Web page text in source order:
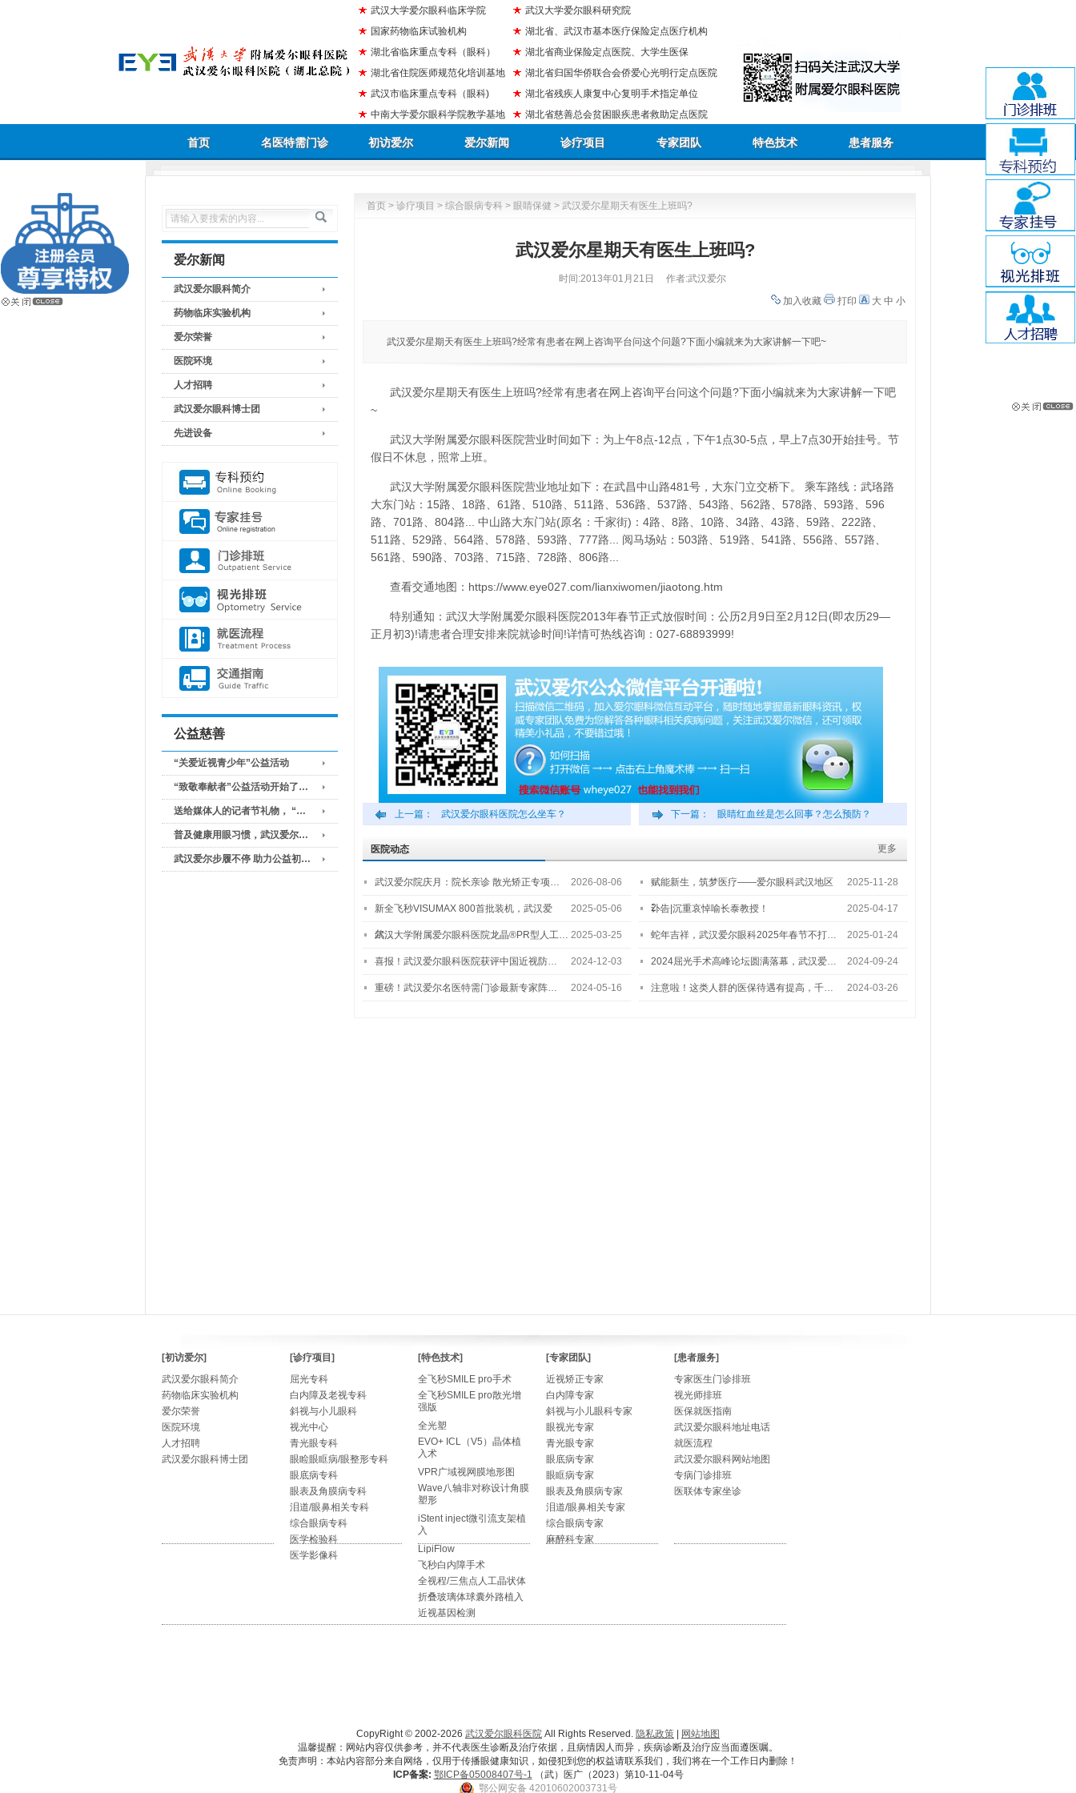
武汉大学爱尔眼科临床学院
国家药物临床试验机构
湖北省临床重点专科（眼科）
湖北省住院医师规范化培训基地
武汉市临床重点专科（眼科)
中南大学爱尔眼科学院教学基地
武汉大学爱尔眼科研究院
湖北省、武汉市基本医疗保险定点医疗机构
湖北省商业保险定点医院、大学生医保
湖北省归国华侨联合会侨爱心光明行定点医院
湖北省残疾人康复中心复明手术指定单位
湖北省慈善总会贫困眼疾患者救助定点医院
首页 名医特需门诊 初访爱尔 爱尔新闻 诊疗项目 专家团队 特色技术 患者服务
爱尔新闻
武汉爱尔眼科简介
药物临床实验机构
爱尔荣誉
医院环境
人才招聘
武汉爱尔眼科博士团
先进设备
公益慈善
“关爱近视青少年”公益活动
“致敬奉献者”公益活动开始了…
送给媒体人的记者节礼物， “…
普及健康用眼习惯，武汉爱尔…
武汉爱尔步履不停 助力公益初…
首页 > 诊疗项目 > 综合眼病专科 > 眼睛保健 > 武汉爱尔星期天有医生上班吗?
武汉爱尔星期天有医生上班吗?
时间:2013年01月21日
作者:武汉爱尔
加入收藏
打印 大 中 小
武汉爱尔星期天有医生上班吗?经常有患者在网上咨询平台问这个问题?下面小编就来为大家讲解一下吧~
武汉爱尔星期天有医生上班吗?经常有患者在网上咨询平台问这个问题?下面小编就来为大家讲解一下吧
~
武汉大学附属爱尔眼科医院营业时间如下：为上午8点-12点，下午1点30-5点，早上7点30开始挂号。节
假日不休息，照常上班。
武汉大学附属爱尔眼科医院营业地址如下：在武昌中山路481号，大东门立交桥下。 乘车路线：武珞路
大东门站：15路、18路、61路、510路、511路、536路、537路、543路、562路、578路、593路、596
路、701路、804路... 中山路大东门站(原名：千家街)：4路、8路、10路、34路、43路、59路、222路、
511路、529路、564路、578路、593路、777路... 阅马场站：503路、519路、541路、556路、557路、
561路、590路、703路、715路、728路、806路...
查看交通地图：https://www.eye027.com/lianxiwomen/jiaotong.htm
特别通知：武汉大学附属爱尔眼科医院2013年春节正式放假时间：公历2月9日至2月12日(即农历29—
正月初3)!请患者合理安排来院就诊时间!详情可热线咨询：027-68893999!
上一篇： 武汉爱尔眼科医院怎么坐车？ 下一篇： 眼睛红血丝是怎么回事？怎么预防？
更多
医院动态
武汉爱尔院庆月：院长亲诊 散光矫正专项… 2026-08-06 赋能新生，筑梦医疗——爱尔眼科武汉地区
2…
2025-11-28
新全飞秒VISUMAX 800首批装机，武汉爱
尔…
2025-05-06 讣告|沉重哀悼喻长泰教授！ 2025-04-17
武汉大学附属爱尔眼科医院龙晶®PR型人工… 2025-03-25 蛇年吉祥，武汉爱尔眼科2025年春节不打… 2025-01-24
喜报！武汉爱尔眼科医院获评中国近视防… 2024-12-03 2024屈光手术高峰论坛圆满落幕，武汉爱… 2024-09-24
重磅！武汉爱尔名医特需门诊最新专家阵… 2024-05-16 注意啦！这类人群的医保待遇有提高，千… 2024-03-26
[初访爱尔]
武汉爱尔眼科简介
药物临床实验机构
爱尔荣誉
医院环境
人才招聘
武汉爱尔眼科博士团
[诊疗项目]
屈光专科
白内障及老视专科
斜视与小儿眼科
视光中心
青光眼专科
眼睑眼眶病/眼整形专科
眼底病专科
眼表及角膜病专科
泪道/眼鼻相关专科
综合眼病专科
医学检验科
医学影像科
[特色技术]
全飞秒SMILE pro手术
全飞秒SMILE pro散光增
强版
全光塑
EVO+ ICL（V5）晶体植
入术
VPR广域视网膜地形图
Wave八轴非对称设计角膜
塑形
iStent inject微引流支架植
入
LipiFlow
飞秒白内障手术
全视程/三焦点人工晶状体
折叠玻璃体球囊外路植入
近视基因检测
[专家团队]
近视矫正专家
白内障专家
斜视与小儿眼科专家
眼视光专家
青光眼专家
眼底病专家
眼眶病专家
眼表及角膜病专家
泪道/眼鼻相关专家
综合眼病专家
麻醉科专家
[患者服务]
专家医生门诊排班
视光师排班
医保就医指南
武汉爱尔眼科地址电话
就医流程
武汉爱尔眼科网站地图
专病门诊排班
医联体专家坐诊
CopyRight © 2002-2026 武汉爱尔眼科医院 All Rights Reserved. 隐私政策
网站地图
温馨提醒：网站内容仅供参考，并不代表医生诊断及治疗依据，且病情因人而异，疾病诊断及治疗应当面遵医嘱。
免责声明：本站内容部分来自网络，仅用于传播眼健康知识，如侵犯到您的权益请联系我们，我们将在一个工作日内删除！
ICP备案: 鄂ICP备05008407号-1 （武）医广（2023）第10-11-04号
鄂公网安备 42010602003731号